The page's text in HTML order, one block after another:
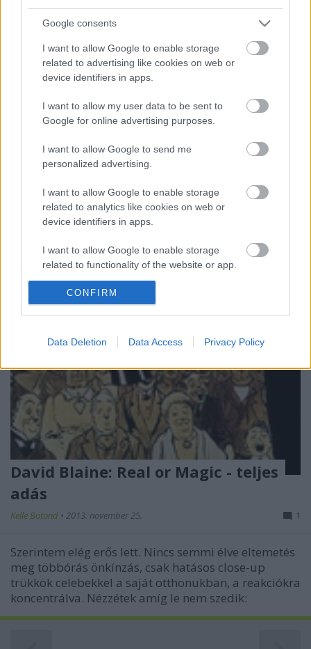
Google consents
I want to allow Google to enable storage
related to advertising like cookies on web or
device identifiers in apps.
I want to allow my user data to be sent to
Google for online advertising purposes.
I want to allow Google to send me
personalized advertising.
I want to allow Google to enable storage
related to analytics like cookies on web or
device identifiers in apps.
I want to allow Google to enable storage
related to functionality of the website or app.
I want to allow Google to enable storage
related to personalization.
I want to allow Google to enable storage
related to security, including authentication
functionality and fraud prevention, and other
user protection.
CONFIRM
Data Deletion Data Access Privacy Policy
Ma este 21:10-től ismét Tudatfeletti
a Story4-en!
Kelle Botond 2013. november 27.
Tudatfeletti a Story4-en. Nézzétek!
David Blaine: Real or Magic - teljes
adás
Kelle Botond • 2013. november 25. 1
Szerintem elég erős lett. Nincs semmi élve eltemetés
meg többórás önkínzás, csak hatásos close-up
trükkök celebekkel a saját otthonukban, a reakciókra
koncentrálva. Nézzétek amíg le nem szedik: